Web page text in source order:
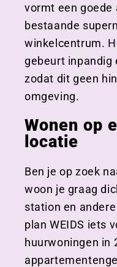
vormt een goede
bestaande
winkelcentrum.
gebeurt inpandig
zodat dit geen
omgeving.
Wonen op
locatie
Ben je op zoek
woon je graag
station en
plan WEIDS iets
huurwoningen in